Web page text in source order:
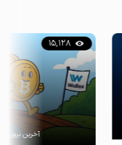
15,128
آخرین